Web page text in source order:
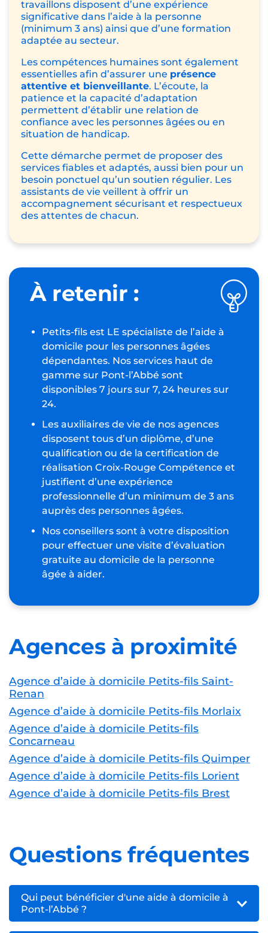
travaillons disposent d’une expérience
significative dans l’aide à la personne
(minimum 3 ans) ainsi que d’une formation
adaptée au secteur.
Les compétences humaines sont également
essentielles afin d’assurer une présence
attentive et bienveillante. L’écoute, la
patience et la capacité d’adaptation
permettent d’établir une relation de
confiance avec les personnes âgées ou en
situation de handicap.
Cette démarche permet de proposer des
services fiables et adaptés, aussi bien pour un
besoin ponctuel qu’un soutien régulier. Les
assistants de vie veillent à offrir un
accompagnement sécurisant et respectueux
des attentes de chacun.
À retenir :
Petits-fils est LE spécialiste de l’aide à
domicile pour les personnes âgées
dépendantes. Nos services haut de
gamme sur Pont-l’Abbé sont
disponibles 7 jours sur 7, 24 heures sur
24.
Les auxiliaires de vie de nos agences
disposent tous d’un diplôme, d’une
qualification ou de la certification de
réalisation Croix-Rouge Compétence et
justifient d’une expérience
professionnelle d’un minimum de 3 ans
auprès des personnes âgées.
Nos conseillers sont à votre disposition
pour effectuer une visite d’évaluation
gratuite au domicile de la personne
âgée à aider.
Agences à proximité
Agence d’aide à domicile Petits-fils Saint-
Renan
Agence d’aide à domicile Petits-fils Morlaix
Agence d’aide à domicile Petits-fils
Concarneau
Agence d’aide à domicile Petits-fils Quimper
Agence d’aide à domicile Petits-fils Lorient
Agence d’aide à domicile Petits-fils Brest
Questions fréquentes
Qui peut bénéficier d'une aide à domicile à
Pont-l’Abbé ?